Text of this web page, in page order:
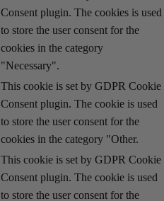
Consent plugin. The cookies is used
to store the user consent for the
cookies in the category
"Necessary".
This cookie is set by GDPR Cookie
Consent plugin. The cookie is used
to store the user consent for the
cookies in the category "Other.
This cookie is set by GDPR Cookie
Consent plugin. The cookie is used
to store the user consent for the